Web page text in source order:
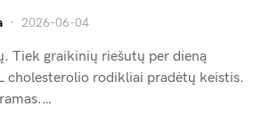
2026-06-04
Tiek graikinių riešutų per dieną
cholesterolio rodikliai pradėtų keistis.